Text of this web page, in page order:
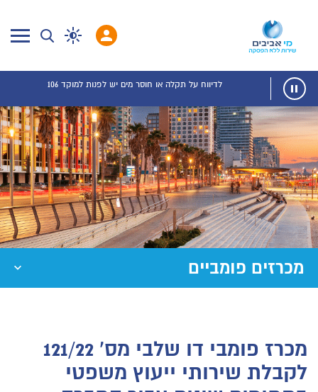
לדיווח על תקלה או חוסר מים יש לפנות למוקד 106
מכרזים פומביים
מכרז פומבי דו שלבי מס' 121/22
לקבלת שירותי ייעוץ משפטי